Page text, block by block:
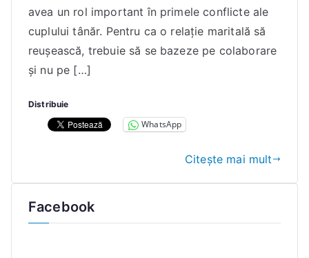
l
e
a
avea un rol important în primele conflicte ale
cuplului tânăr. Pentru ca o relație maritală să
reușească, trebuie să se bazeze pe colaborare
și nu pe […]
Distribuie
WhatsApp
Citește mai mult
Facebook